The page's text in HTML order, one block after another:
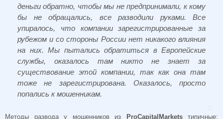
деньги обратно, чтобы мы не предпринимали, к кому
бы не обращались, все разводили руками. Все
упиралось, что компании зарегистрированные за
рубежом и со стороны России нет никакого влияния
на них. Мы пытались обратиться в Европейские
службы, оказалось там никто не знает за
существование этой компании, так как она там
тоже не зарегистрирована. Оказалось, просто
попались к мошенникам.
Методы развода у мошенников из ProCapitalMarkets типичные: